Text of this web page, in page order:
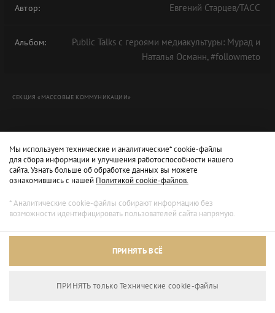
Архивный режим
Автор: Евгений Старцев/ТАСС
Альбом:
Public Talks с героями медиакультуры: Мурад и
Наталья Османн, #followmeto
СЕКЦИЯ «МАССОВЫЕ КОММУНИКАЦИИ»
Мы используем технические и аналитические* cookie-файлы
для сбора информации и улучшения работоспособности нашего
сайта. Узнать больше об обработке данных вы можете
ознакомившись с нашей Политикой cookie-файлов.
* Аналитические cookie-файлы собирают информацию без
возможности идентифицировать пользователей сайта напрямую.
ПРИНЯТЬ ВСЁ
ПРИНЯТЬ только Технические сookie-файлы